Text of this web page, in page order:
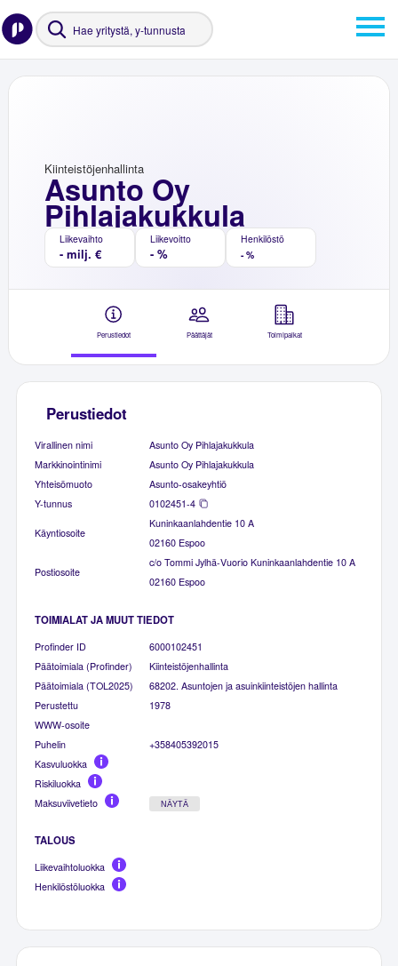
Asunto Oy
Pihlajakukkula
Kiinteistöjenhallinta
Liikevaihto
- milj. €
Liikevoitto
- %
Henkilöstö
- %
Perustiedot Päättäjät Toimipaikat
Perustiedot
Virallinen nimi
Asunto Oy Pihlajakukkula
Markkinointinimi
Asunto Oy Pihlajakukkula
Yhteisömuoto
Asunto-osakeyhtiö
Y-tunnus
0102451-4
Käyntiosoite
Kuninkaanlahdentie 10 A
02160 Espoo
Postiosoite
c/o Tommi Jylhä-Vuorio Kuninkaanlahdentie 10 A
02160 Espoo
TOIMIALAT JA MUUT TIEDOT
Profinder ID
6000102451
Päätoimiala (Profinder)
Kiinteistöjenhallinta
Päätoimiala (TOL2025)
68202. Asuntojen ja asuinkiinteistöjen hallinta
Perustettu
1978
WWW-osoite
Puhelin
+358405392015
Kasvuluokka
Riskiluokka
Maksuviivetieto
NÄYTÄ
TALOUS
Liikevaihtoluokka
Henkilöstöluokka